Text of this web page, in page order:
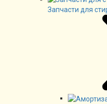
Запчасти для